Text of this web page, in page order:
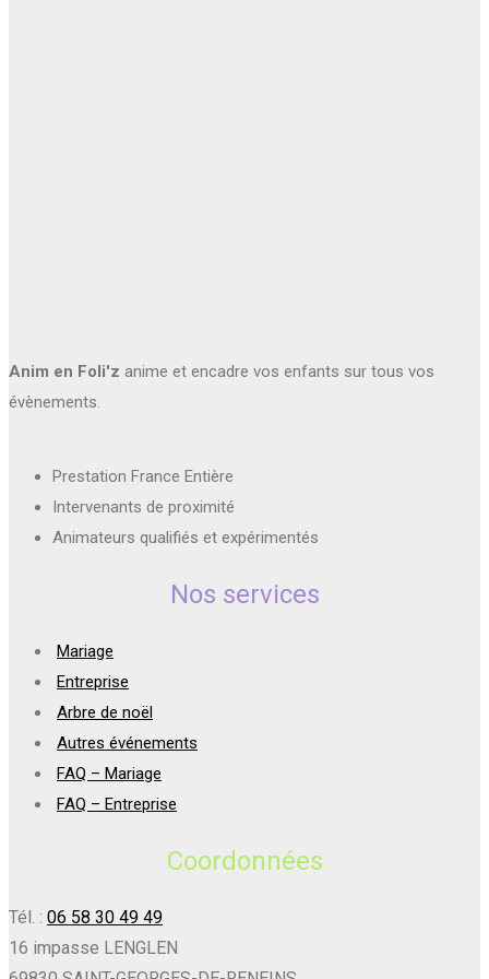
Anim en Foli'z anime et encadre vos enfants sur tous vos
évènements.
Prestation France Entière
Intervenants de proximité
Animateurs qualifiés et expérimentés
Nos services
Mariage
Entreprise
Arbre de noël
Autres événements
FAQ – Mariage
FAQ – Entreprise
Coordonnées
Tél. : 06 58 30 49 49
16 impasse LENGLEN